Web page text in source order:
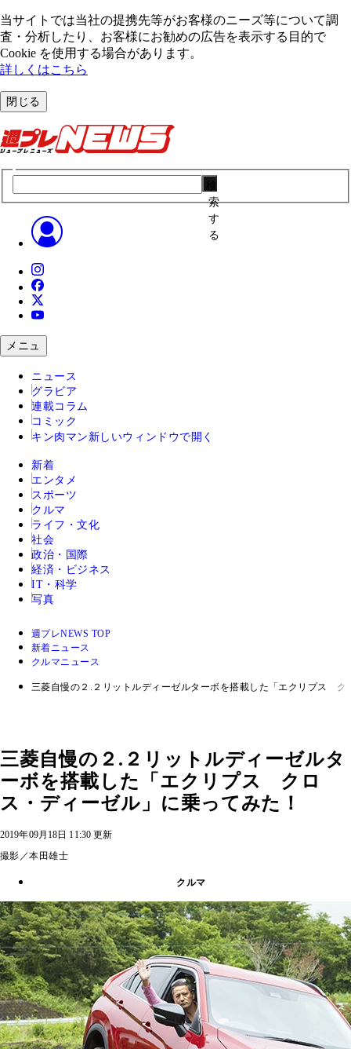
当サイトでは当社の提携先等がお客様のニーズ等について調
査・分析したり、お客様にお勧めの広告を表⽰する⽬的で
Cookie を使⽤する場合があります。
詳しくはこちら
閉じる
索
す
る
メニュ
ニュース
グラビア
連載コラム
コミック
キン肉マン 新しいウィンドウで開く
新着
エンタメ
スポーツ
クルマ
ライフ・文化
社会
政治・国際
経済・ビジネス
IT・科学
写真
週プレNEWS TOP
新着ニュース
クルマニュース
三菱自慢の２.２リットルディーゼルターボを搭載した「エクリプス ク
三菱自慢の２.２リットルディーゼルタ
ーボを搭載した「エクリプス クロ
ス・ディーゼル」に乗ってみた！
2019年09月18日 11:30 更新
撮影／本田雄士
クルマ